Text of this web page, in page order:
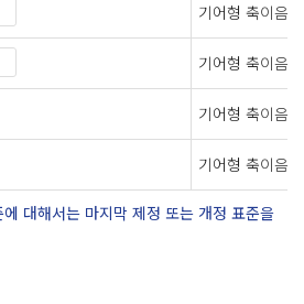
기어형 축이음
기어형 축이음
기어형 축이음
기어형 축이음
대해서는 마지막 제정 또는 개정 표준을